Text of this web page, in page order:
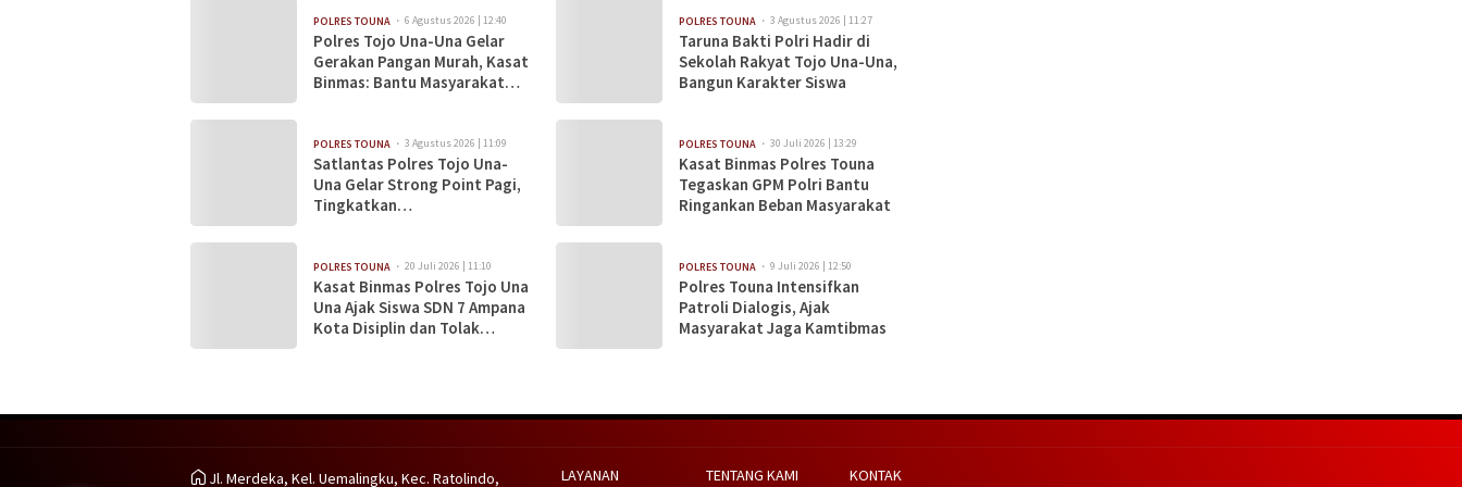
POLRES TOUNA 6 Agustus 2026 | 12:40
Polres Tojo Una-Una Gelar
Gerakan Pangan Murah, Kasat
Binmas: Bantu Masyarakat
POLRES TOUNA 3 Agustus 2026 | 11:27
Taruna Bakti Polri Hadir di
Sekolah Rakyat Tojo Una-Una,
Bangun Karakter Siswa
POLRES TOUNA 3 Agustus 2026 | 11:09
Satlantas Polres Tojo Una-
Una Gelar Strong Point Pagi,
Tingkatkan
POLRES TOUNA 30 Juli 2026 | 13:29
Kasat Binmas Polres Touna
Tegaskan GPM Polri Bantu
Ringankan Beban Masyarakat
POLRES TOUNA 20 Juli 2026 | 11:10
Kasat Binmas Polres Tojo Una
Una Ajak Siswa SDN 7 Ampana
Kota Disiplin dan Tolak
POLRES TOUNA 9 Juli 2026 | 12:50
Polres Touna Intensifkan
Patroli Dialogis, Ajak
Masyarakat Jaga Kamtibmas
Jl. Merdeka, Kel. Uemalingku, Kec. Ratolindo, LAYANAN TENTANG KAMI KONTAK